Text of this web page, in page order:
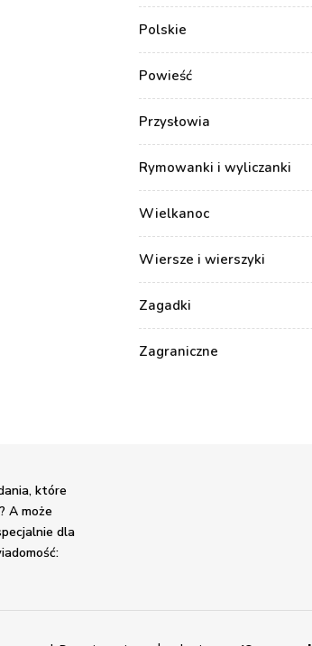
Polskie
Powieść
Przysłowia
Rymowanki i wyliczanki
Wielkanoc
Wiersze i wierszyki
Zagadki
Zagraniczne
które
A może
dla